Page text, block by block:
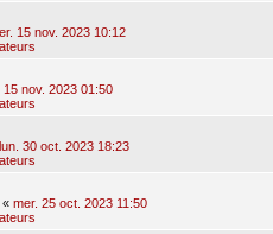
15 nov. 2023 10:12
15 nov. 2023 01:50
lun. 30 oct. 2023 18:23
« mer. 25 oct. 2023 11:50